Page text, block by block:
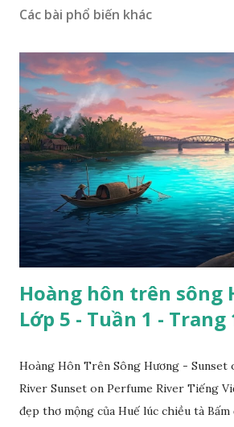
Các bài phổ biến khác
Hoàng hôn trên sông
Lớp 5 - Tuần 1 - Trang
Hoàng Hôn Trên Sông Hương - Sunset
River Sunset on Perfume River Tiếng
đẹp thơ mộng của Huế lúc chiều tà